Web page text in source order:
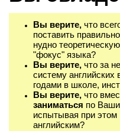
Вы верите, что
поставить
нудно
"фокус" языка?
Вы верите, что за
систему
годами в школе,
Вы верите, что
заниматься по
испытывая при этом
английским?